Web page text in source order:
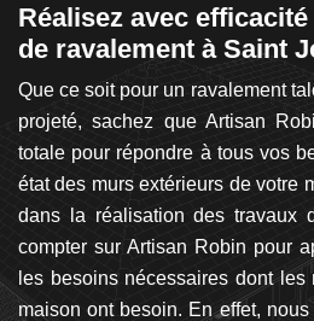
Réalisez avec
de ravalement à Saint
Que ce soit pour un ravalement
projeté, sachez que Artisan
totale pour répondre à tous vos
état des murs extérieurs de votre
dans la réalisation des travaux
compter sur Artisan Robin pour
les besoins nécessaires dont
maison ont besoin. En effet,